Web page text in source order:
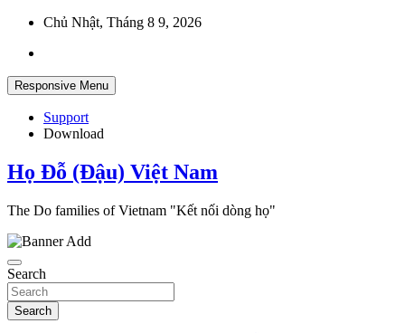
Skip
content
Chủ Nhật, Tháng 8 9, 2026
Responsive Menu
Support
Download
Họ Đỗ (Đậu) Việt Nam
The Do families of Vietnam "Kết nối dòng họ"
Search
Search